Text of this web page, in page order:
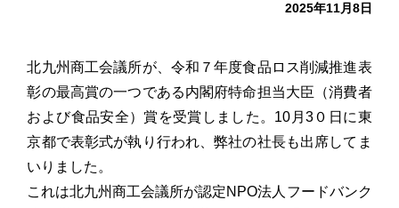
2025年11月8日
北九州商工会議所が、令和７年度食品ロス削減推進表
彰の最高賞の一つである内閣府特命担当大臣（消費者
および食品安全）賞を受賞しました。10月3０日に東
京都で表彰式が執り行われ、弊社の社長も出席してま
いりました。
これは北九州商工会議所が認定NPO法人フードバンク